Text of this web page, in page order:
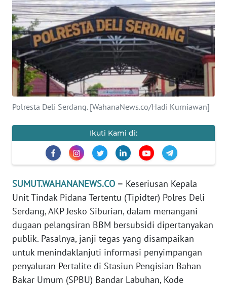
Polresta Deli Serdang. [WahanaNews.co/Hadi Kurniawan]
Ikuti Kami di:
SUMUT.WAHANANEWS.CO – Keseriusan Kepala
Unit Tindak Pidana Tertentu (Tipidter) Polres Deli
Serdang, AKP Jesko Siburian, dalam menangani
dugaan pelangsiran BBM bersubsidi dipertanyakan
publik. Pasalnya, janji tegas yang disampaikan
untuk menindaklanjuti informasi penyimpangan
penyaluran Pertalite di Stasiun Pengisian Bahan
Bakar Umum (SPBU) Bandar Labuhan, Kode
HUKRIM
PERISTIWA
Informasi
INDEKS
BERITA
KAMI
IKLAN
TENTANG
MEDIA
SIBER